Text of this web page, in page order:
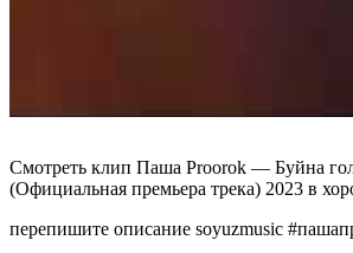
Смотреть клип Паша Proorok — Буйна
(Официальная премьера трека) 2023 в
перепишите описание soyuzmusic